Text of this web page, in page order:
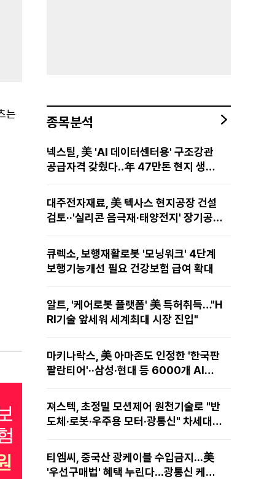
는
종목분석
넥스틸, 美 'AI 데이터센터용' 구조강관
공급자격 갖췄다‥年 47만톤 현지 생산
대주전자재료, 美 텍사스 현지공장 건설
검토··'실리콘 음극재·태양전지' 장기공급
큐렉소, 보행재활로봇 '모닝워크' 4단계
보행기능개선 필요 건강보험 급여 확대
알트, '케어로봇 플랫폼' 美 특허취득…"H
RI기술 앞세워 세계최대 시장 진입"
마키나락스, 美 아마존도 인정한 '한국판
팔란티어'··삼성·현대 등 6000개 AI모
져스텍, 초정밀 모션제어 원천기술로 "반
도체·로봇·우주용 모터·광통신" 차세대
티엠씨, 중국산 광케이블 수입금지...美
'우선구매법' 혜택 누린다...광통신 케이